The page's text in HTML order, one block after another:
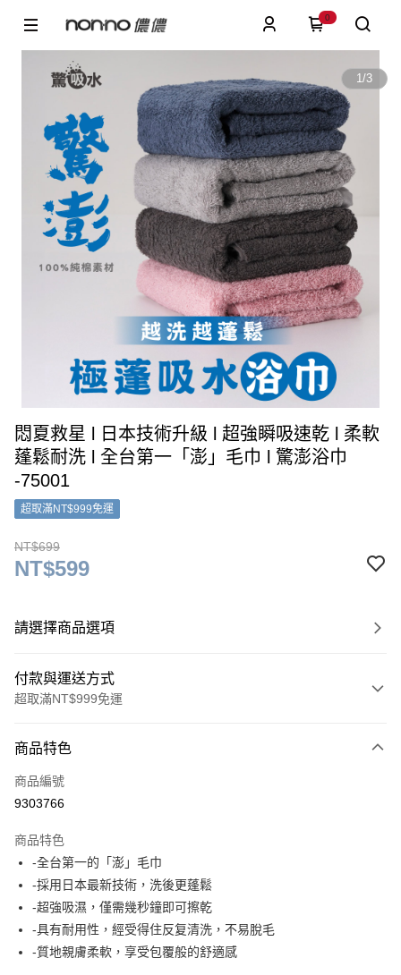
0
1/3
悶夏救星 l 日本技術升級 l 超強瞬吸速乾 l 柔軟
蓬鬆耐洗 l 全台第一「澎」毛巾 l 驚澎浴巾
-75001
超取滿NT$999免運
NT$699
NT$599
請選擇商品選項
付款與運送方式
超取滿NT$999免運
信用卡一次付款
超商取貨付款
Apple Pay
街口支付
悠遊付
商品特色
商品編號
9303766
商品特色
-全台第一的「澎」毛巾
-採用日本最新技術，洗後更蓬鬆
-超強吸濕，僅需幾秒鐘即可擦乾
-具有耐用性，經受得住反复清洗，不易脫毛
-質地親膚柔軟，享受包覆般的舒適感